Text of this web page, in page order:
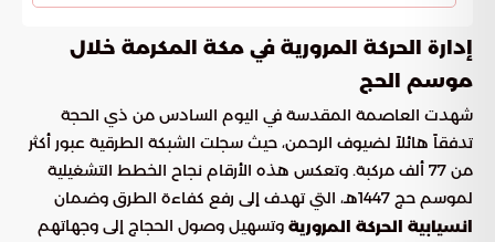
إدارة الحركة المرورية في مكة المكرمة خلال
موسم الحج
شهدت العاصمة المقدسة في اليوم السادس من ذي الحجة
تدفقاً هائلاً لضيوف الرحمن، حيث سجلت الشبكة الطرقية عبور أكثر
من 77 ألف مركبة. وتعكس هذه الأرقام نجاح الخطط التشغيلية
لموسم حج 1447هـ، التي تهدف إلى رفع كفاءة الطرق وضمان
انسيابية الحركة المرورية وتسهيل وصول الحجاج إلى وجهاتهم